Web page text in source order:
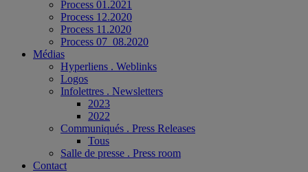
Process 01.2021
Process 12.2020
Process 11.2020
Process 07_08.2020
Médias
Hyperliens . Weblinks
Logos
Infolettres . Newsletters
2023
2022
Communiqués . Press Releases
Tous
Salle de presse . Press room
Contact